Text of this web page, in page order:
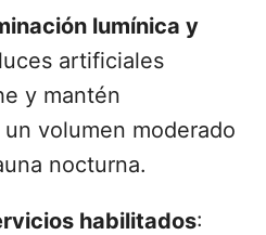
lumínica y
artificiales
y mantén
volumen moderado
nocturna.
habilitados: